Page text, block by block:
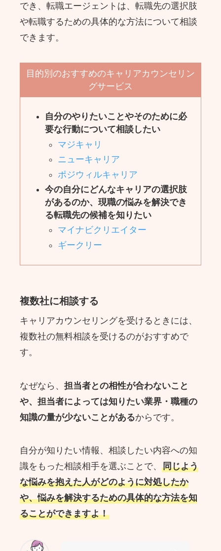
でき、転職エージェントは、転職先の選択肢
や転職するための具体的な方法について相談
できます。
目的別のおすすめのキャリアカウンセリン
グサービス
自分のやりたいことやそのために必
要な行動について相談したい
マジキャリ
ニューキャリア
ポジウィルキャリア
今の自分にどんなキャリアの選択肢
があるのか、現職の悩みを解決でき
る転職先の候補を知りたい
マイナビクリエイター
ギークリー
複数社に相談する
キャリアカウンセリングを受けるときには、
複数社の無料相談を受けるのがおすすめで
す。
なぜなら、担当者との相性が合わないこと
や、担当者によっては知りたい業界・職種の
知識の量が少ないことがあるからです。
自分が知りたい情報、相談したい内容への知
識をもった相談相手を選ぶことで、同じよう
な悩みを抱えた人がどのように対処したか
や、悩みを解決するための具体的な方法を知
ることができますよ！